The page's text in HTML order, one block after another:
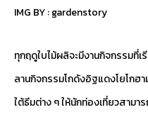
IMG BY :gardenstory
ทุกฤดูใบไม้ผลิจะมีงานกิจกรรมที่เ
ลานกิจกรรมโกดังอิฐแดงโยโกฮ
ใต้ธีมต่าง ๆ ให้นักท่องเที่ยวสาม